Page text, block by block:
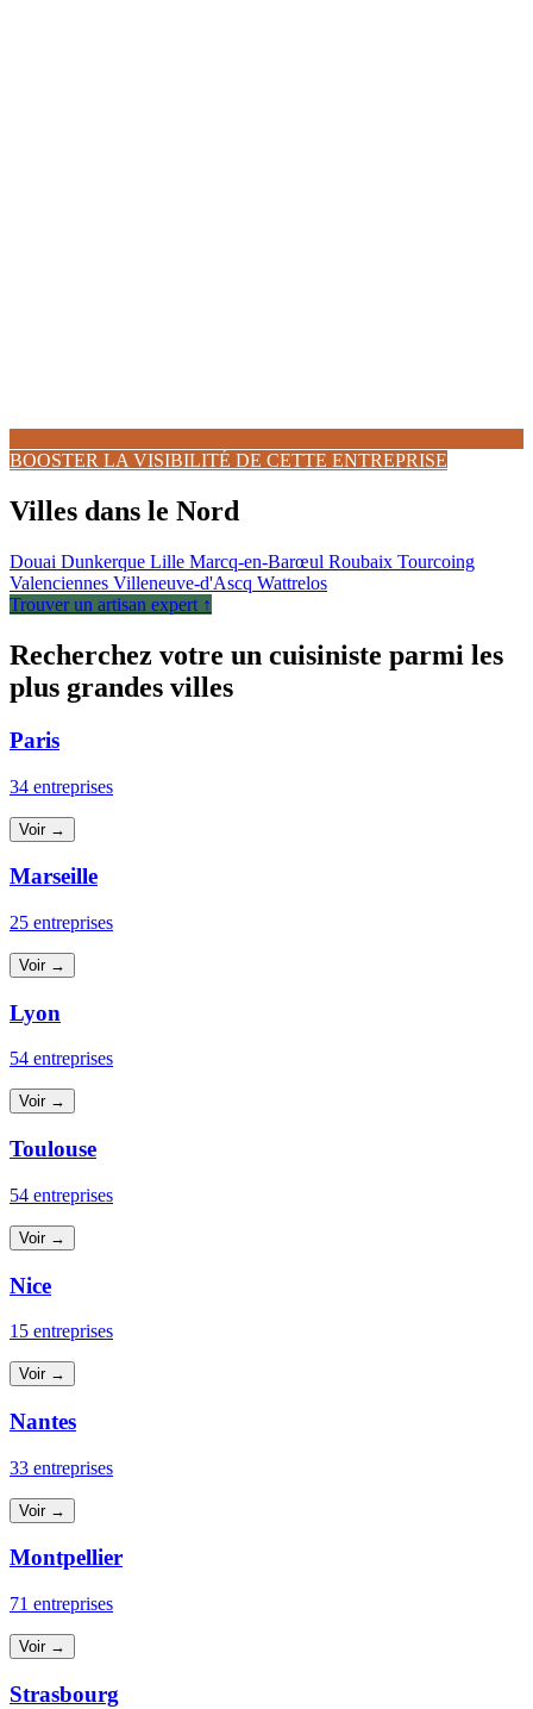
BOOSTER LA VISIBILITÉ DE CETTE ENTREPRISE
Villes dans le Nord
Douai Dunkerque Lille Marcq-en-Barœul Roubaix Tourcoing
Valenciennes Villeneuve-d'Ascq Wattrelos
Trouver un artisan expert ↑
Recherchez votre un cuisiniste parmi les
plus grandes villes
Paris
34 entreprises
Voir →
Marseille
25 entreprises
Voir →
Lyon
54 entreprises
Voir →
Toulouse
54 entreprises
Voir →
Nice
15 entreprises
Voir →
Nantes
33 entreprises
Voir →
Montpellier
71 entreprises
Voir →
Strasbourg